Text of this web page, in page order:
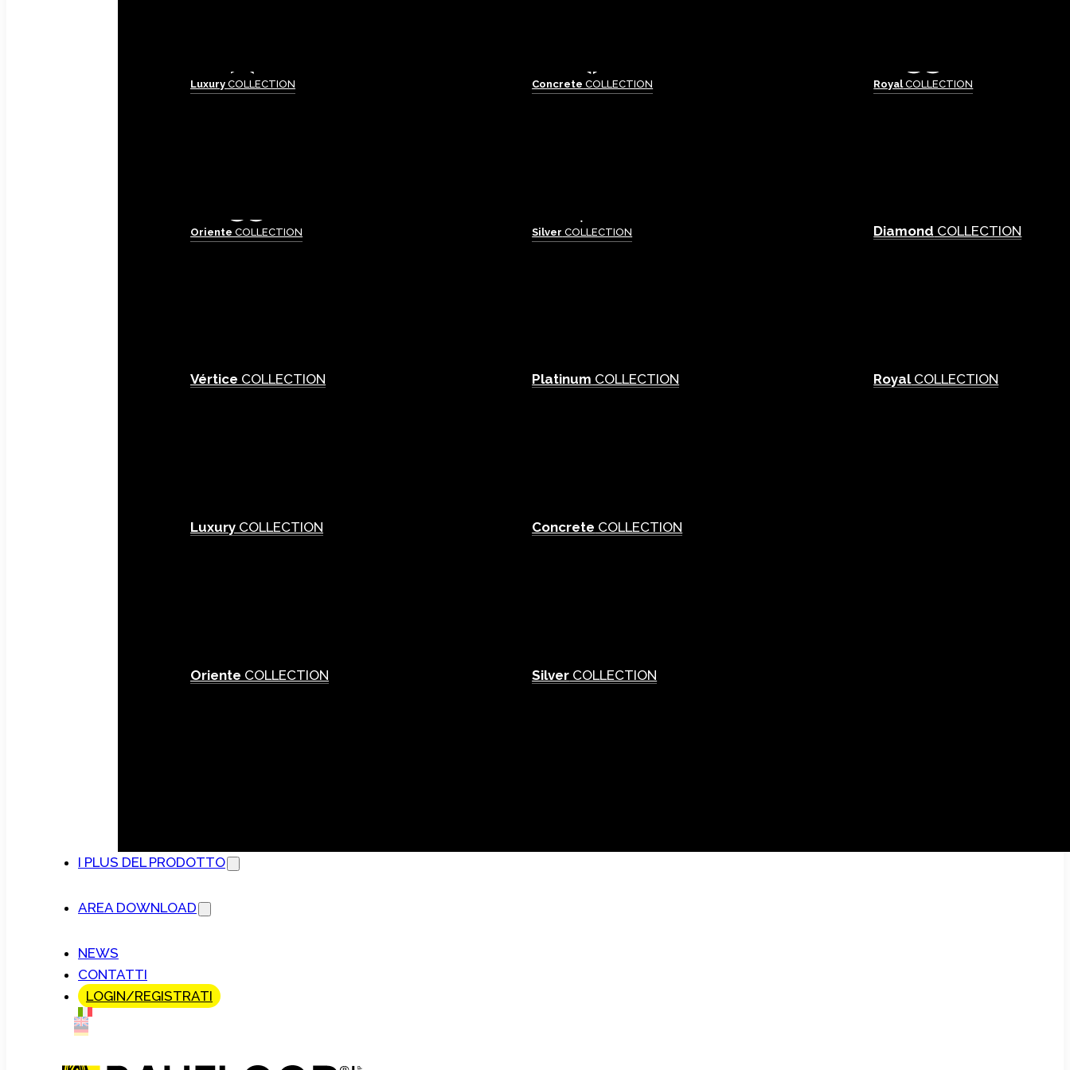
Luxury COLLECTION
Oriente COLLECTION
Vértice COLLECTION
Luxury COLLECTION
Oriente COLLECTION
Concrete COLLECTION
Silver COLLECTION
Platinum COLLECTION
Concrete COLLECTION
Silver COLLECTION
RoyalCOLLECTION
Diamond COLLECTION
RoyalCOLLECTION
I PLUS DEL PRODOTTO
AREA DOWNLOAD
NEWS
CONTATTI
LOGIN/REGISTRATI